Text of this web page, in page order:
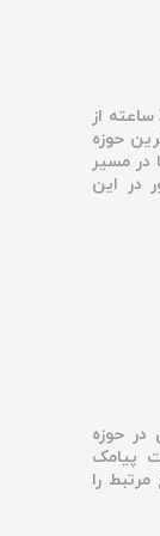
توسعه نرم افزارهای فناورانه و پشتیبانی 24 ساعته از
حوزه
در مسیر
در این
حوزه
پیامک
را